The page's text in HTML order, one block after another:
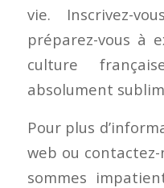
vie. Inscrivez-
préparez-vous à
culture
absolument
Pour plus
web ou
sommes